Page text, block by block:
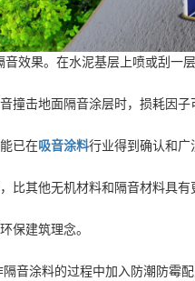
效果。在水泥基层上喷或刮一层
撞击地面隔音涂层时，损耗因子
已在吸音涂料行业得到确认和广
比其他无机材料和隔音材料具有
保建筑理念。
涂料的过程中加入防潮防霉配